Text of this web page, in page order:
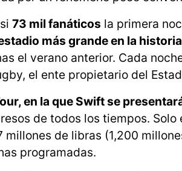
73 mil fanáticos la primera
más grande en la
el verano anterior. Cada
el ente propietario del
en la que Swift se
de todos los tiempos.
millones de libras (1,200
programadas.